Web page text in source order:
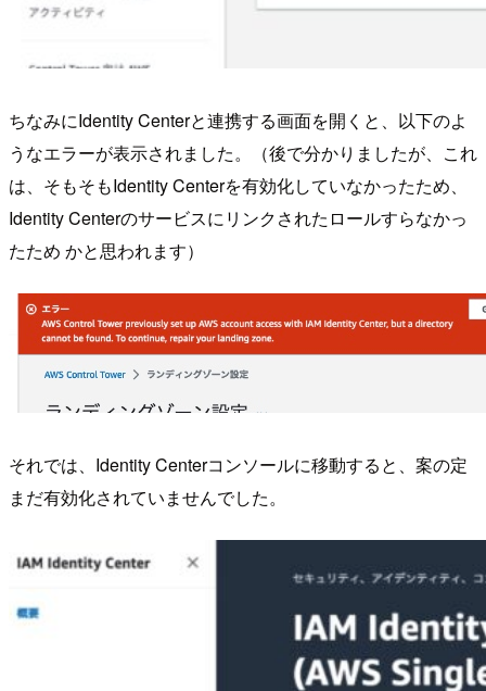
ちなみにIdentity Centerと連携する画面を開くと、以下のよ
うなエラーが表示されました。（後で分かりましたが、これ
は、そもそもIdentity Centerを有効化していなかったため、
Identity Centerのサービスにリンクされたロールすらなかっ
たため かと思われます）
それでは、Identity Centerコンソールに移動すると、案の定
まだ有効化されていませんでした。